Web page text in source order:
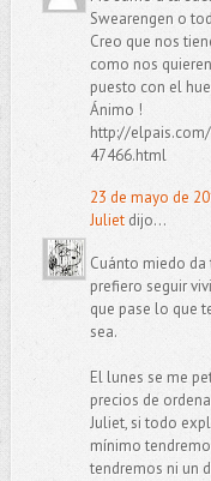
Swearengen o
Creo que nos
como nos
puesto con el
Ánimo !
http://
47466.html
23 de mayo de
Julietdijo...
Cuánto miedo da
prefiero seguir
que pase lo que
sea.
El lunes se me
precios de
Juliet, si todo
mínimo
tendremos ni un